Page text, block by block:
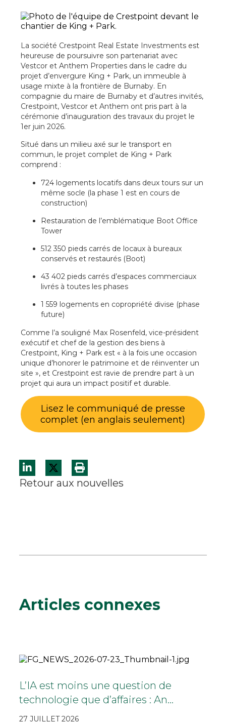
La société Crestpoint Real Estate Investments est
heureuse de poursuivre son partenariat avec
Vestcor et Anthem Properties dans le cadre du
projet d’envergure King + Park, un immeuble à
usage mixte à la frontière de Burnaby. En
compagnie du maire de Burnaby et d’autres invités,
Crestpoint, Vestcor et Anthem ont pris part à la
cérémonie d’inauguration des travaux du projet le
1er juin 2026.
Situé dans un milieu axé sur le transport en
commun, le projet complet de King + Park
comprend :
724 logements locatifs dans deux tours sur un
même socle (la phase 1 est en cours de
construction)
Restauration de l’emblématique Boot Office
Tower
512 350 pieds carrés de locaux à bureaux
conservés et restaurés (Boot)
43 402 pieds carrés d’espaces commerciaux
livrés à toutes les phases
1 559 logements en copropriété divise (phase
future)
Comme l’a souligné Max Rosenfeld, vice-président
exécutif et chef de la gestion des biens à
Crestpoint, King + Park est « à la fois une occasion
unique d’honorer le patrimoine et de réinventer un
site », et Crestpoint est ravie de prendre part à un
projet qui aura un impact positif et durable.
Lisez le communiqué de presse
complet (en anglais seulement)
Retour aux nouvelles
Articles connexes
L’IA est moins une question de
technologie que d’affaires : An…
27 JUILLET 2026